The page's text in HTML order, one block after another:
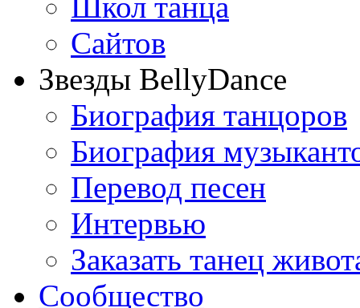
Школ танца
Сайтов
Звезды BellyDance
Биография танцоров
Биография
Перевод песен
Интервью
Заказать танец
Сообщество